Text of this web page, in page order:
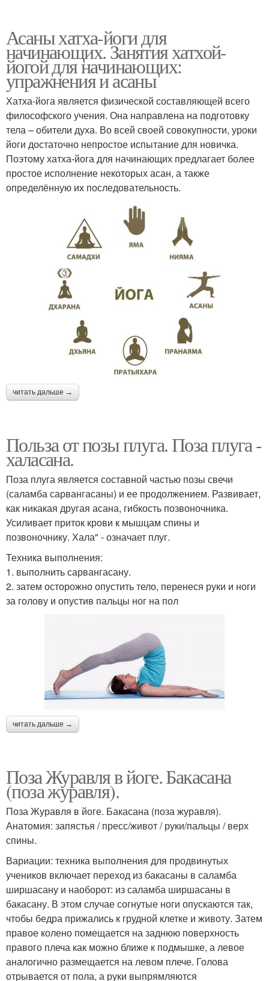
Асаны хатха-йоги для
начинающих. Занятия хатхой-
йогой для начинающих:
упражнения и асаны
Хатха-йога является физической составляющей всего
философского учения. Она направлена на подготовку
тела – обители духа. Во всей своей совокупности, уроки
йоги достаточно непростое испытание для новичка.
Поэтому хатха-йога для начинающих предлагает более
простое исполнение некоторых асан, а также
определённую их последовательность.
читать дальше →
Польза от позы плуга. Поза плуга -
халасана.
Поза плуга является составной частью позы свечи
(саламба сарвангасаны) и ее продолжением. Развивает,
как никакая другая асана, гибкость позвоночника.
Усиливает приток крови к мышцам спины и
позвоночнику. Хала" - означает плуг.
Техника выполнения:
1. выполнить сарвангасану.
2. затем осторожно опустить тело, перенеся руки и ноги
за голову и опустив пальцы ног на пол
читать дальше →
Поза Журавля в йоге. Бакасана
(поза журавля).
Поза Журавля в йоге. Бакасана (поза журавля).
Анатомия: запястья / пресс/живот / руки/пальцы / верх
спины.
Вариации: техника выполнения для продвинутых
учеников включает переход из бакасаны в саламба
ширшасану и наоборот: из саламба ширшасаны в
бакасану. В этом случае согнутые ноги опускаются так,
чтобы бедра прижались к грудной клетке и животу. Затем
правое колено помещается на заднюю поверхность
правого плеча как можно ближе к подмышке, а левое
аналогично размещается на левом плече. Голова
отрывается от пола, а руки выпрямляются